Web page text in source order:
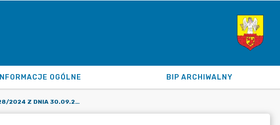
INFORMACJE OGÓLNE BIP ARCHIWALNY
UCHWAŁA NR VI/28/2024 Z DNIA 30.09.2024 R. W SPRAWIE POKRYCIA CZĘŚCI KOSZTÓW GOSPODAROWANIA ODPADAMI KOMUNALNYMI Z DOCHODÓW WŁASNYCH NIEPOCHODZĄCYCH Z POBRANEJ OPŁATY ZA GOSPODAROWANIE ODPADAMI KOMUNALNYMI NA TERENIE GMINY MIEJSKIEJ ZAWIDÓW.